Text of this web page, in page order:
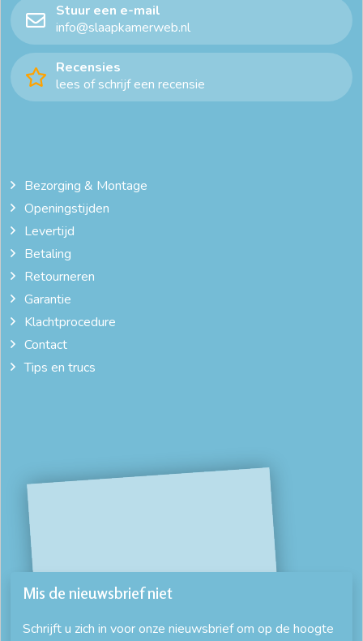
Stuur een e-mail
info@slaapkamerweb.nl
Recensies
lees of schrijf een recensie
Bezorging & Montage
Openingstijden
Levertijd
Betaling
Retourneren
Garantie
Klachtprocedure
Contact
Tips en trucs
Mis de nieuwsbrief niet
Schrijft u zich in voor onze nieuwsbrief om op de hoogte